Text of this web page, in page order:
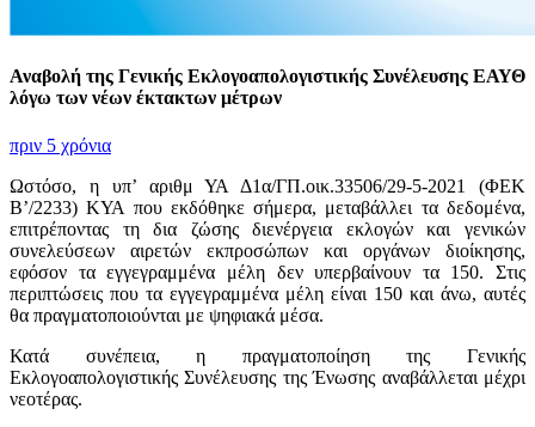
Αναβολή της Γενικής Εκλογοαπολογιστικής Συνέλευσης ΕΑΥΘ
λόγω των νέων έκτακτων μέτρων
πριν 5 χρόνια
Ωστόσο, η υπ’ αριθμ ΥΑ Δ1α/ΓΠ.οικ.33506/29-5-2021 (ΦΕΚ
Β’/2233) ΚΥΑ που εκδόθηκε σήμερα, μεταβάλλει τα δεδομένα,
επιτρέποντας τη δια ζώσης διενέργεια εκλογών και γενικών
συνελεύσεων αιρετών εκπροσώπων και οργάνων διοίκησης,
εφόσον τα εγγεγραμμένα μέλη δεν υπερβαίνουν τα 150. Στις
περιπτώσεις που τα εγγεγραμμένα μέλη είναι 150 και άνω, αυτές
θα πραγματοποιούνται με ψηφιακά μέσα.
Κατά συνέπεια, η πραγματοποίηση της Γενικής
Εκλογοαπολογιστικής Συνέλευσης της Ένωσης αναβάλλεται μέχρι
νεοτέρας.